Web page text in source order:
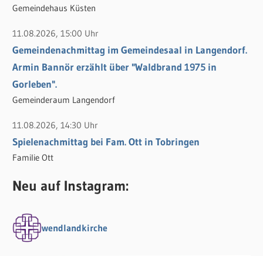
Gemeindehaus Küsten
11.08.2026, 15:00 Uhr
Gemeindenachmittag im Gemeindesaal in Langendorf.
Armin Bannör erzählt über "Waldbrand 1975 in
Gorleben".
Gemeinderaum Langendorf
11.08.2026, 14:30 Uhr
Spielenachmittag bei Fam. Ott in Tobringen
Familie Ott
Neu auf Instagram:
wendlandkirche